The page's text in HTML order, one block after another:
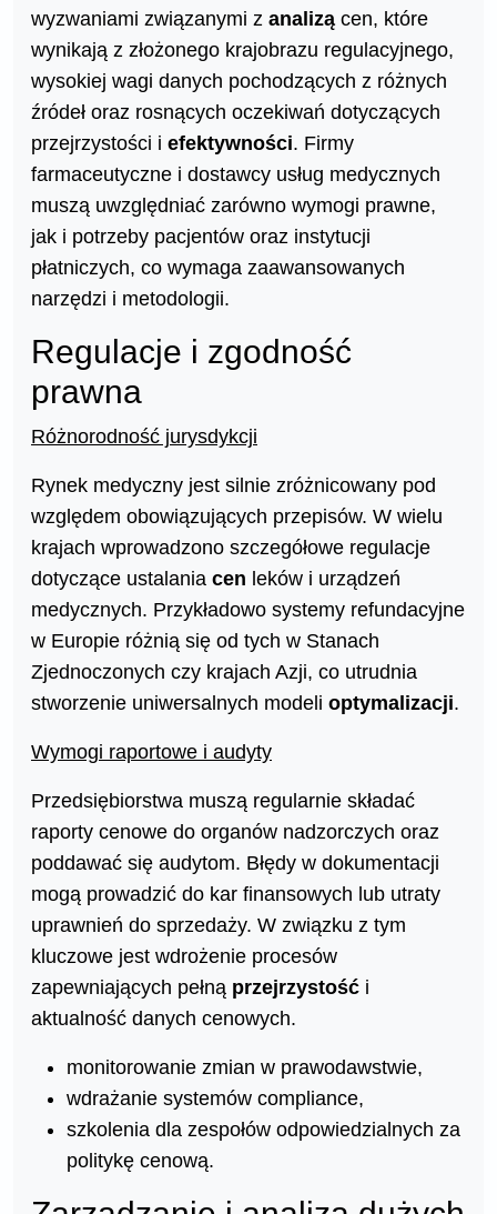
wyzwaniami związanymi z analizą cen, które
wynikają z złożonego krajobrazu regulacyjnego,
wysokiej wagi danych pochodzących z różnych
źródeł oraz rosnących oczekiwań dotyczących
przejrzystości i efektywności. Firmy
farmaceutyczne i dostawcy usług medycznych
muszą uwzględniać zarówno wymogi prawne,
jak i potrzeby pacjentów oraz instytucji
płatniczych, co wymaga zaawansowanych
narzędzi i metodologii.
Regulacje i zgodność
prawna
Różnorodność jurysdykcji
Rynek medyczny jest silnie zróżnicowany pod
względem obowiązujących przepisów. W wielu
krajach wprowadzono szczegółowe regulacje
dotyczące ustalania cen leków i urządzeń
medycznych. Przykładowo systemy refundacyjne
w Europie różnią się od tych w Stanach
Zjednoczonych czy krajach Azji, co utrudnia
stworzenie uniwersalnych modeli optymalizacji.
Wymogi raportowe i audyty
Przedsiębiorstwa muszą regularnie składać
raporty cenowe do organów nadzorczych oraz
poddawać się audytom. Błędy w dokumentacji
mogą prowadzić do kar finansowych lub utraty
uprawnień do sprzedaży. W związku z tym
kluczowe jest wdrożenie procesów
zapewniających pełną przejrzystość i
aktualność danych cenowych.
monitorowanie zmian w prawodawstwie,
wdrażanie systemów compliance,
szkolenia dla zespołów odpowiedzialnych za
politykę cenową.